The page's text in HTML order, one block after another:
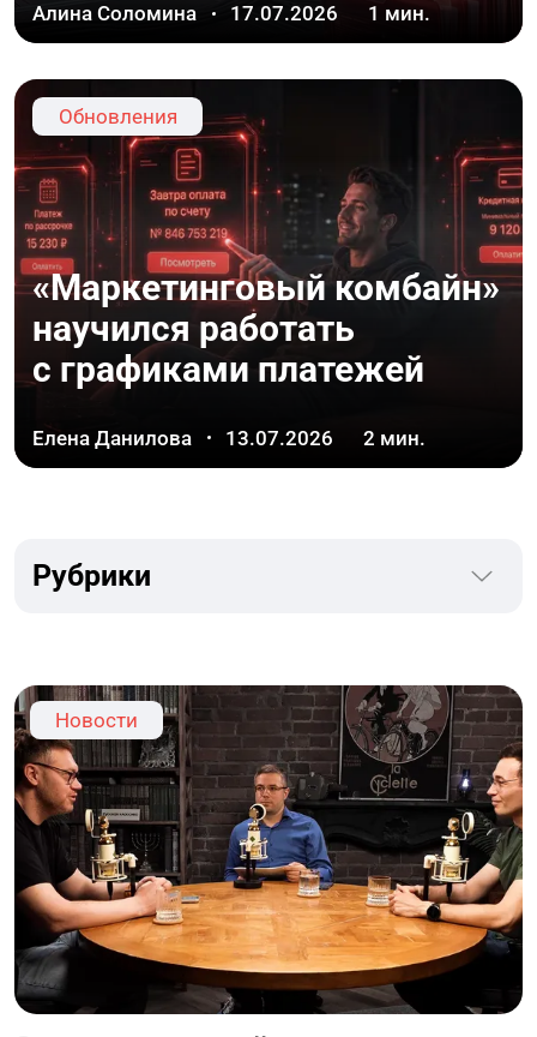
Алина Соломина 17.07.2026 1 мин.
Обновления
«Маркетинговый комбайн»
научился работать
с графиками платежей
Елена Данилова 13.07.2026 2 мин.
Рубрики
Новости